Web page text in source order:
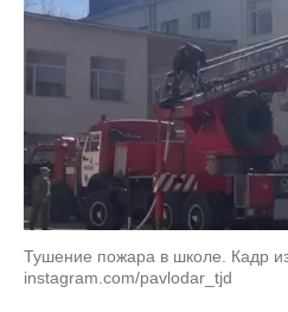
Тушение пожара в школе. Кадр
instagram.com/pavlodar_tjd